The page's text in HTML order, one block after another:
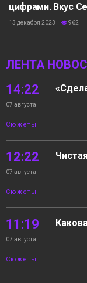
цифрами. Вкус
13 декабря 2023 962
ЛЕНТА
14:22
07 августа
Сюжеты
12:22
07 августа
Сюжеты
11:19
07 августа
Сюжеты